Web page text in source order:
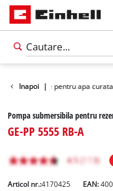
Inapoi |
submersibile pentru apa curata
Pompa submersibila pentru
GE-PP 5555 RB-A
Articol nr.:4170425 EAN: